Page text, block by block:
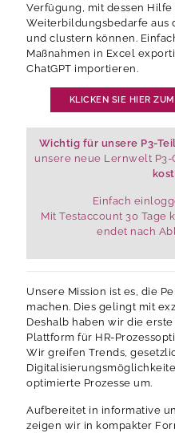
Verfügung, mit dessen Hilfe
Weiterbildungsbedarfe aus
und clustern können.
Maßnahmen in Excel
ChatGPT importieren.
KLICKEN SIE HIER
Wichtig für unsere P3-
unsere neue Lernwelt P3-
Einfach
Mit Testaccount 30 Tage
endet nach
Unsere Mission ist es, die
machen. Dies gelingt mit
Deshalb haben wir die
Plattform für HR-
Wir greifen Trends,
optimierte Prozesse um.
Aufbereitet in informative
zeigen wir in kompakter